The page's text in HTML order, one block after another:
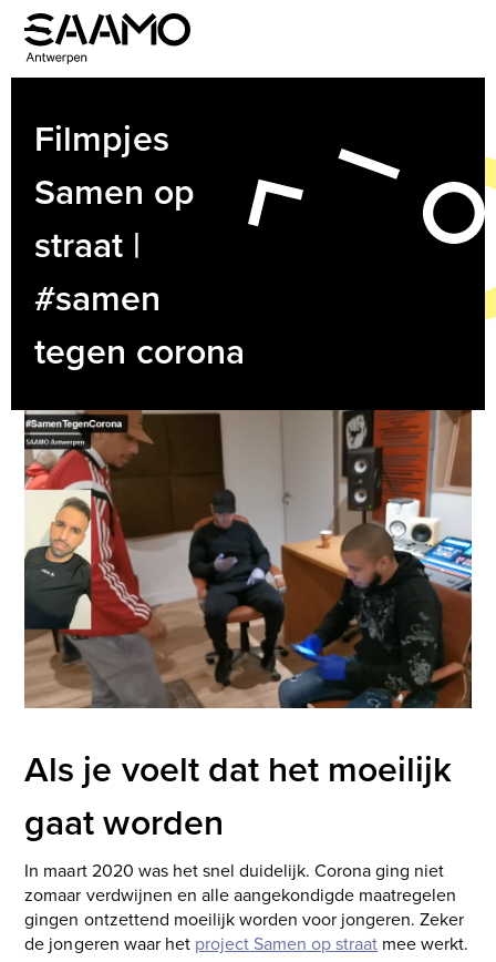
Skip
content
Open
mobile
Close
mobile
Filmpjes
Samen op
straat |
#samen
tegen corona
Als je voelt dat het moeilijk
gaat worden
In maart 2020 was het snel duidelijk. Corona ging niet
zomaar verdwijnen en alle aangekondigde maatregelen
gingen ontzettend moeilijk worden voor jongeren. Zeker
de jongeren waar het project Samen op straat mee werkt.